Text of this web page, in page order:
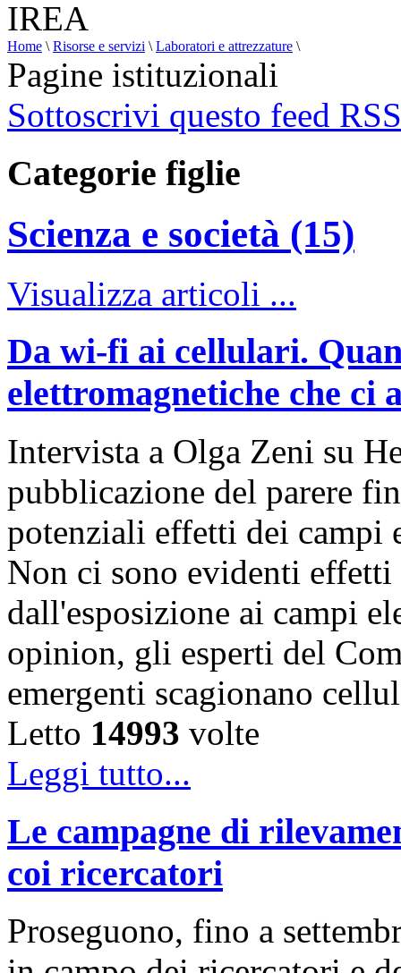
Home \ Risorse e servizi \ Laboratori e attrezzature \
Pagine istituzionali
Sottoscrivi questo feed RSS
Categorie figlie
Scienza e società (15)
Visualizza articoli ...
Da wi-fi ai cellulari.
elettromagnetiche che ci
Intervista a Olga Zeni su
pubblicazione del parere
potenziali effetti dei
Non ci sono evidenti
dall'esposizione ai campi
opinion, gli esperti del
emergenti scagionano
Letto 14993 volte
Leggi tutto...
Le campagne di
coi ricercatori
Proseguono, fino a